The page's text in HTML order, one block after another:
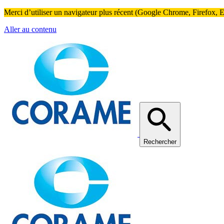
Merci d’utiliser un navigateur plus récent (Google Chrome, Firefox,
Aller au contenu
Rechercher